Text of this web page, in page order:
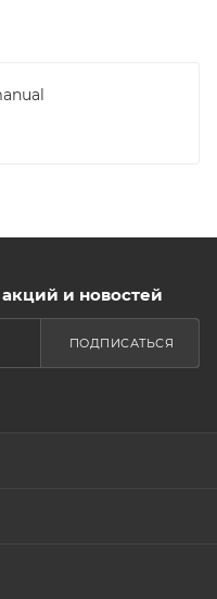
и новостей
ПОДПИСАТЬСЯ